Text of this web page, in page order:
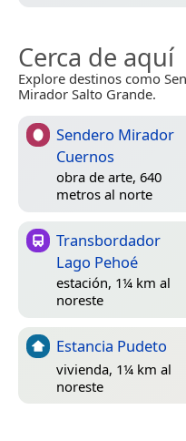
Cerca de aquí
Explore destinos como
Mirador Salto Grande.
Sendero Mirador
Cuernos
obra de arte, 640
metros al norte
Transbordador
Lago Pehoé
estación, 1¼ km al
noreste
Estancia Pudeto
vivienda, 1¼ km al
noreste